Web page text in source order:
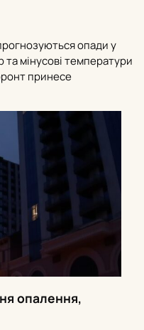
опади у
та мінусові температури
принесе
опалення,